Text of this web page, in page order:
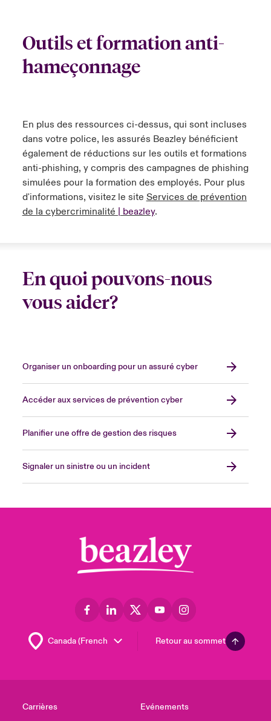
Outils et formation anti-
hameçonnage
En plus des ressources ci-dessus, qui sont incluses
dans votre police, les assurés Beazley bénéficient
également de réductions sur les outils et formations
anti-phishing, y compris des campagnes de phishing
simulées pour la formation des employés. Pour plus
d'informations, visitez le site Services de prévention
de la cybercriminalité
beazley.
En quoi pouvons-nous
vous aider?
Organiser un onboarding pour un assuré cyber
Accéder aux services de prévention cyber
Planifier une offre de gestion des risques
Signaler un sinistre ou un incident
Retour au sommet
Carrières Evénements